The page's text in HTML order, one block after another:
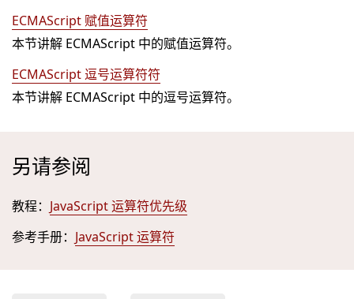
ECMAScript 赋值运算符
本节讲解 ECMAScript 中的赋值运算符。
ECMAScript 逗号运算符符
本节讲解 ECMAScript 中的逗号运算符。
另请参阅
教程： JavaScript 运算符优先级
参考手册： JavaScript 运算符